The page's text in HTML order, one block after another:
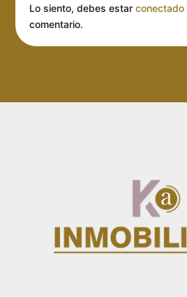
Lo siento, debes estarconectado
comentario.